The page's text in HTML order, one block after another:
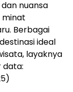
nuansa
minat
Berbagai
ideal
layaknya
data: